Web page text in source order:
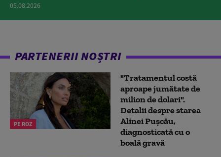
05.08.2026
PARTENERII NOȘTRI
PE ROZ
"Tratamentul costă
aproape jumătate de
milion de dolari".
Detalii despre starea
Alinei Pușcău,
diagnosticată cu o
boală gravă